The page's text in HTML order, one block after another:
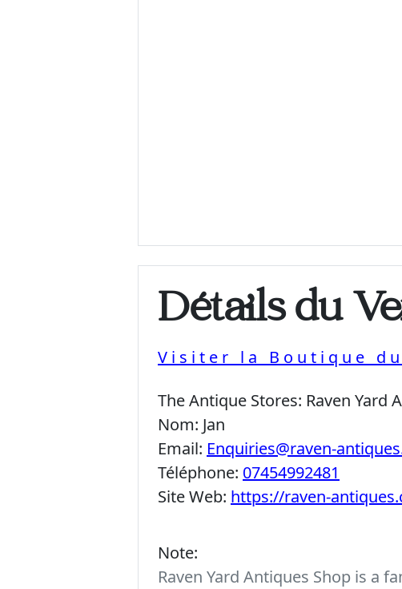
Détails du
Visiter la Boutique du
The Antique Stores: Raven Yard
Nom: Jan
Email: Enquiries@raven-
Téléphone: 07454992481
Site Web: https://raven-
Note:
Raven Yard Antiques Shop is a